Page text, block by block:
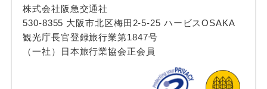
株式会社阪急交通社
530-8355 大阪市北区梅田2-5-25 ハービスOSAKA
観光庁長官登録旅行業第1847号
（一社）日本旅行業協会正会員